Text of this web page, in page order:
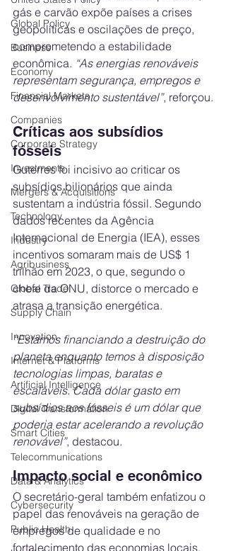
Global Policy
Business
Economy
Financial Markets
Companies
Corporate Strategy
Investments
Mergers & Acquisitions
Technology
Industry
Agribusiness
Global Trade
Supply Chain
Innovation
Internet & Platforms
Artificial Intelligence
Digital Transformation
Smart Cities
Telecommunications
Data & Analytics
Cybersecurity
Public Health
gás e carvão expõe países a crises
geopolíticas e oscilações de preço,
comprometendo a estabilidade
econômica. “As energias renováveis
representam segurança, empregos e
desenvolvimento sustentável”, reforçou.
Críticas aos subsídios
fósseis
Guterres foi incisivo ao criticar os
subsídios bilionários que ainda
sustentam a indústria fóssil. Segundo
dados recentes da Agência
Internacional de Energia (IEA), esses
incentivos somaram mais de US$ 1
trilhão em 2023, o que, segundo o
chefe da ONU, distorce o mercado e
atrasa a transição energética.
“Estamos financiando a destruição do
planeta enquanto temos à disposição
tecnologias limpas, baratas e
escaláveis. Cada dólar gasto em
subsídios aos fósseis é um dólar que
poderia estar acelerando a revolução
renovável”, destacou.
Impacto social e econômico
O secretário-geral também enfatizou o
papel das renováveis na geração de
empregos de qualidade e no
fortalecimento das economias locais.